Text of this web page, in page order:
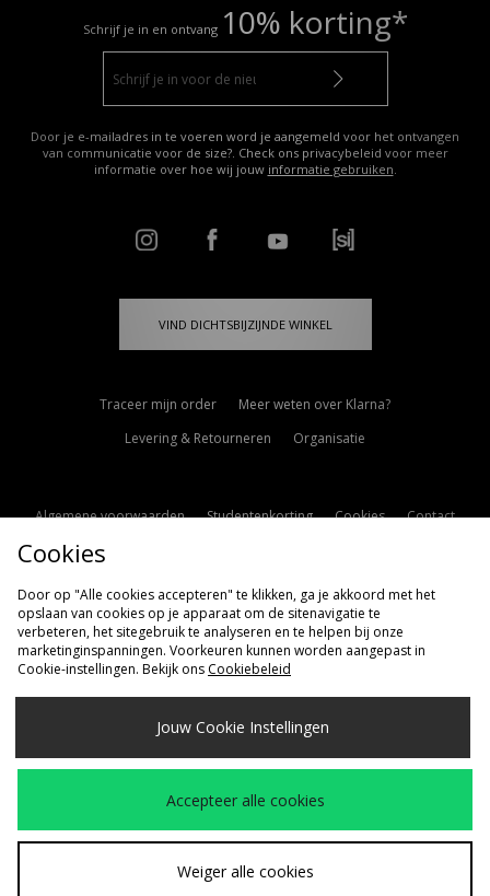
Schrijf je in en ontvang 10% korting*
Door je e-mailadres in te voeren word je aangemeld voor het ontvangen
van communicatie voor de size?. Check ons privacybeleid voor meer
informatie over hoe wij jouw informatie gebruiken.
VIND DICHTSBIJZIJNDE WINKEL
Traceer mijn order
Meer weten over Klarna?
Levering & Retourneren
Organisatie
Algemene voorwaarden Studentenkorting Cookies
Contact
Cookie Instellingen
Verzenden Naar
Nederland
Wij accepteren de volgende betaalmethoden
Bezoek onze bedrijfspaginawww.jdplc.com
Cookies
Door op "Alle cookies accepteren" te klikken, ga je akkoord met het
opslaan van cookies op je apparaat om de sitenavigatie te
verbeteren, het sitegebruik te analyseren en te helpen bij onze
marketinginspanningen. Voorkeuren kunnen worden aangepast in
Cookie-instellingen. Bekijk ons Cookiebeleid
Jouw Cookie Instellingen
Accepteer alle cookies
Weiger alle cookies